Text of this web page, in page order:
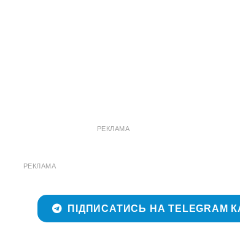
РЕКЛАМА
РЕКЛАМА
ПІДПИСАТИСЬ НА TELEGRAM